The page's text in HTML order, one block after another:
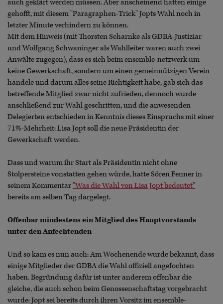
auch geklärt werden müssen. Aber anscheinend hatten einige
gehofft, mit diesem "Paragraphen-Trick" Jopts Wahl noch in
letzter Minute verhindern zu können.
Mit dem Hinweis (mit Thorsten Scharnke als GDBA-Justiziar
und Wolfgang Schwaninger als Wahlleiter waren auch zwei
Anwälte zugegen), dass es sich beim ensemble-netzwerk um
keine Gewerkschaft, sondern um einen gemeinnützigen Verein
handele und darum alles seine Richtigkeit habe, gab sich das
betreffende Mitglied zwar nicht zufrieden, dennoch wurde
anschließend zur Wahl geschritten, und die anwesenden
Delegierten entschieden in Kenntnis dieses Einspruchs mit einer
71%-Mehrheit: Lisa Jopt soll die neue Präsidentin der
Gewerkschaft werden.
Dass und warum ihr Start als Präsidentin nicht ohne
Stolpersteine vonstatten gehen würde, hatte Sören Fenner in
seinem Kommentar"Was die Wahl von Lisa Jopt bedeutet"
bereits am selben Tag dargelegt.
Offenbar mindestens ein Mitglied des Hauptvorstands
unter den Anfechtenden
Und so kam es nun auch: Am Wochenende wurde bekannt, dass
einige Mitglieder der GDBA die Wahl offiziell angefochten
haben. Begründung dafür ist unter anderem offenbar die
gleiche, die auch schon beim Genossenschaftstag vorgebracht
wurde: Jopt sei bereits durch ihren Vorsitz im ensemble-